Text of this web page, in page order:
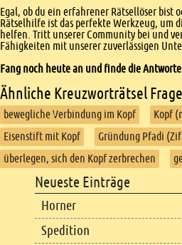
Egal, ob du ein erfahrener Rätsellöser bist
Rätselhilfe ist das perfekte Werkzeug, um
helfen. Tritt unserer Community bei und
Fähigkeiten mit unserer zuverlässigen
Fang noch heute an und finde die
Ähnliche Kreuzworträtsel
bewegliche Verbindung im Kopf
Kopf
Eisenstift mit Kopf
Gründung Pfadi
überlegen, sich den Kopf zerbrechen
Footer content
Neueste Einträge
Horner
Spedition